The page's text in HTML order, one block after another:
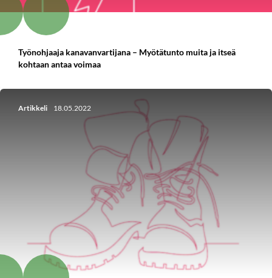
Työnohjaaja kanavanvartijana – Myötätunto muita ja itseä
kohtaan antaa voimaa
Artikkeli 18.05.2022